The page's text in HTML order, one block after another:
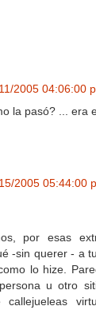
2005 04:06:00
la pasó? ... era
2005 05:44:00
por esas
-sin querer - a
lo hize.
u otro
callejueleas